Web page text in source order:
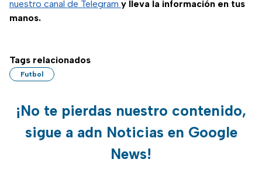
nuestro canal de Telegram y lleva la información en tus
manos.
Tags relacionados
Futbol
¡No te pierdas nuestro contenido,
sigue a adn Noticias en Google
News!